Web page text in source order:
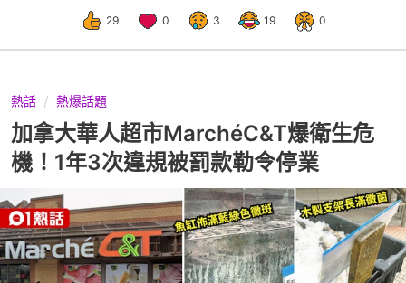
29 0 3 19 0
熱話 熱爆話題
加拿大華人超市MarchéC&T爆衛生危
機！1年3次違規被罰款勒令停業